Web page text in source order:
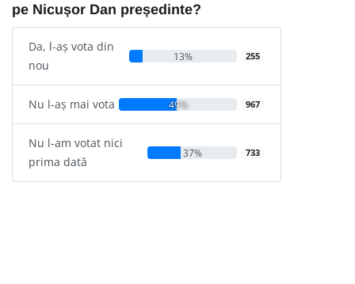
pe Nicușor Dan președinte?
Da, l-aș vota din
nou
13% 255
Nu l-aș mai vota 49% 967
Nu l-am votat nici
prima dată
37% 733